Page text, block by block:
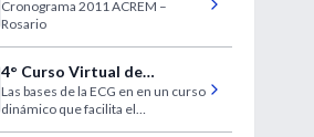
Cronograma 2011 ACREM –
Rosario
4° Curso Virtual de
Electrocardiografía Clínica
IntraMed
Las bases de la ECG en en un curso
dinámico que facilita el